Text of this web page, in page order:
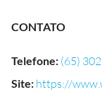
CONTATO
Telefone: (65)
Site: https://